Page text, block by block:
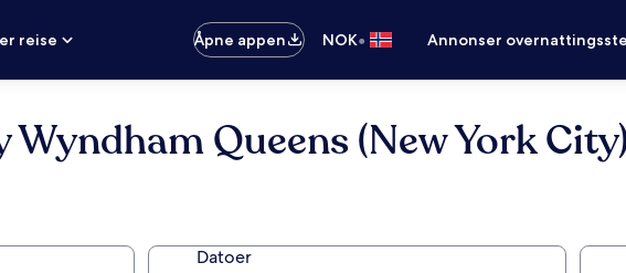
reise
Åpne appen NOK• Annonser
Wyndham Queens (New York
Datoer